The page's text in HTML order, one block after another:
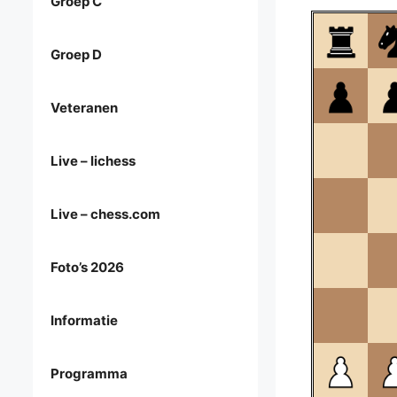
Groep D
Veteranen
Live – lichess
Live – chess.com
Foto’s 2026
Informatie
Programma